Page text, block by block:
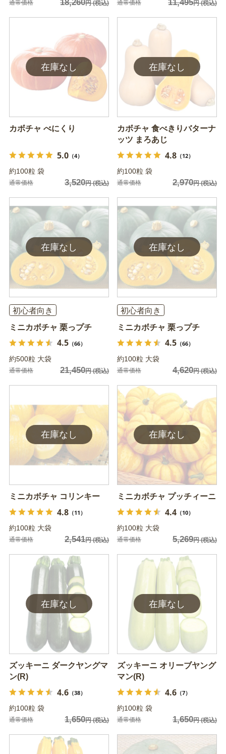
通常価格 18,260円(税込) 通常価格 11,495円(税込)
カボチャ べにくり
5.0（4）
約100粒 袋
通常価格 3,520円(税込)
カボチャ 食べきりバターナ
ッツ まろあじ
4.8（12）
約100粒 袋
通常価格 2,970円(税込)
初心者向き
ミニカボチャ 栗っプチ
4.5（66）
約500粒 大袋
通常価格 21,450円(税込)
初心者向き
ミニカボチャ 栗っプチ
4.5（66）
約100粒 大袋
通常価格 4,620円(税込)
ミニカボチャ コリンキー
4.8（11）
約100粒 大袋
通常価格 2,541円(税込)
ミニカボチャ プッチィーニ
4.4（10）
約100粒 大袋
通常価格 5,269円(税込)
ズッキーニ ダークヤングマ
ン(R)
4.6（38）
約100粒 袋
通常価格 1,650円(税込)
ズッキーニ オリーブヤング
マン(R)
4.6（7）
約100粒 袋
通常価格 1,650円(税込)